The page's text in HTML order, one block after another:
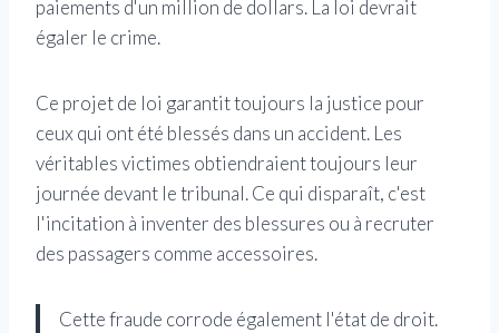
paiements d'un million de dollars. La loi devrait
égaler le crime.
Ce projet de loi garantit toujours la justice pour
ceux qui ont été blessés dans un accident. Les
véritables victimes obtiendraient toujours leur
journée devant le tribunal. Ce qui disparaît, c'est
l'incitation à inventer des blessures ou à recruter
des passagers comme accessoires.
Cette fraude corrode également l'état de droit.